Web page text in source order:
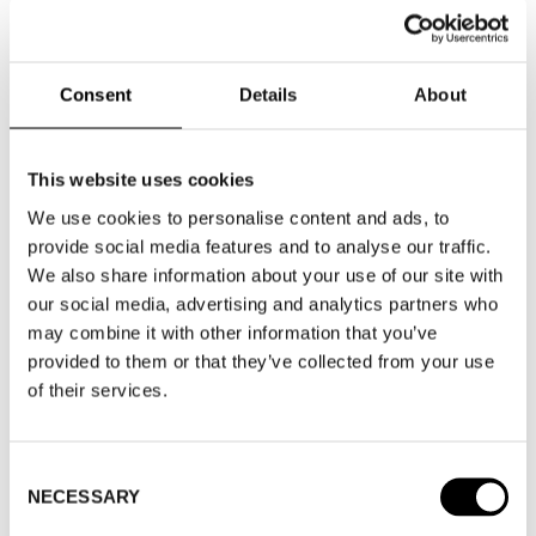
Consent Details About
This website uses cookies
We use cookies to personalise content and ads, to
provide social media features and to analyse our traffic.
We also share information about your use of our site with
our social media, advertising and analytics partners who
may combine it with other information that you’ve
provided to them or that they’ve collected from your use
of their services.
Selection
NECESSARY
WHERE Fashion Week Trade (Stockholm Showroom)
ADRESSAugustendalsvägen 7, Nacka strand
SHOWROOM / STAND:707
10 aug 2026 - 14 aug 2026